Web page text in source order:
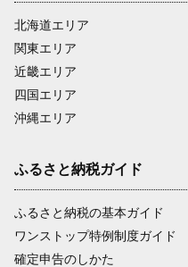
北海道エリア
関東エリア
近畿エリア
四国エリア
沖縄エリア
ふるさと納税ガイド
ふるさと納税の基本ガイド
ワンストップ特例制度ガイド
確定申告のしかた